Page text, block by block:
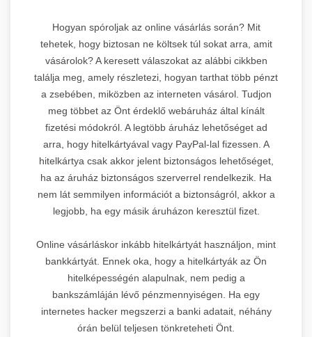
Hogyan spóroljak az online vásárlás során? Mit
tehetek, hogy biztosan ne költsek túl sokat arra, amit
vásárolok? A keresett válaszokat az alábbi cikkben
találja meg, amely részletezi, hogyan tarthat több pénzt
a zsebében, miközben az interneten vásárol. Tudjon
meg többet az Önt érdeklő webáruház által kínált
fizetési módokról. A legtöbb áruház lehetőséget ad
arra, hogy hitelkártyával vagy PayPal-lal fizessen. A
hitelkártya csak akkor jelent biztonságos lehetőséget,
ha az áruház biztonságos szerverrel rendelkezik. Ha
nem lát semmilyen információt a biztonságról, akkor a
legjobb, ha egy másik áruházon keresztül fizet.
Online vásárláskor inkább hitelkártyát használjon, mint
bankkártyát. Ennek oka, hogy a hitelkártyák az Ön
hitelképességén alapulnak, nem pedig a
bankszámláján lévő pénzmennyiségen. Ha egy
internetes hacker megszerzi a banki adatait, néhány
órán belül teljesen tönkreteheti Önt.